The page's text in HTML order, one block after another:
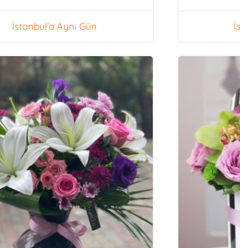
İstanbul'a Aynı Gün